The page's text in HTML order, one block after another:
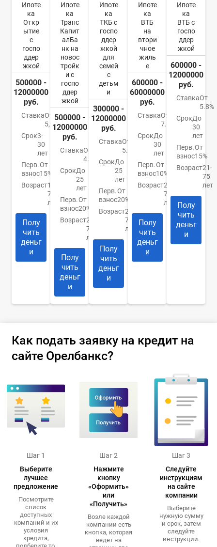
Ипоте
ка
Откр
ытие
с
госпо
ддер
жкой
500000 -
12000000
руб.
СтавкаОт
5,99%
Срок3-
30
лет
Перв.
взнос
От
15%
Возраст18-
70
лет
Полу
чить
деньг
и
Ипоте
ка
Транс
Капит
алБа
нк на
новос
тройк
и с
госпо
ддер
жкой
500000 -
12000000
руб.
СтавкаОт
4.84%
СрокДо
25
лет
Перв.
взнос
От
20%
Возраст20-
75
лет
Полу
чить
деньг
и
Ипоте
ка
ТКБ с
госпо
ддер
жкой
для
семей
с
детьм
и
300000 -
12000000
руб.
СтавкаОт
5.9%
СрокДо
25
лет
Перв.
взнос
От
20%
Возраст20-
75
лет
Полу
чить
деньг
и
Ипоте
ка
ВТБ
на
втори
чное
жиль
е
600000 -
60000000
руб.
СтавкаОт
7.4%
СрокДо
30
лет
Перв.
взнос
От
10%
Возраст21-
75
лет
Полу
чить
деньг
и
Ипоте
ка
ВТБ с
госпо
ддер
жкой
600000 -
12000000
руб.
СтавкаОт
5.8%
СрокДо
30
лет
Перв.
взнос
От
15%
Возраст21-
75
лет
Полу
чить
деньг
и
Как подать заявку на кредит на
сайте Орелбанкс?
Шаг 1
Выберите
лучшее
предложение
Посмотрите
список
доступных
компаний и их
условия
кредита,
Шаг 2
Нажмите
кнопку
«Оформить»
или
«Получить»
Возле каждой
компании есть
кнопка, которая
ведет на
Шаг 3
Следуйте
инструкциям
на сайте
компании
Выберите
нужную сумму
и срок, затем
следуйте
инструкции.